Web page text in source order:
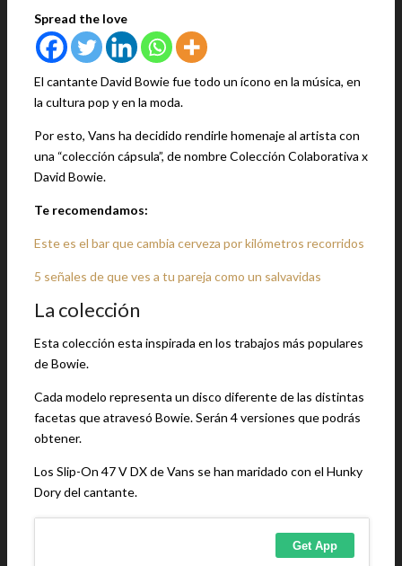
Spread the love
El cantante David Bowie fue todo un ícono en la música, en
la cultura pop y en la moda.
Por esto, Vans ha decidido rendirle homenaje al artista con
una “colección cápsula”, de nombre Colección Colaborativa x
David Bowie.
Te recomendamos:
Este es el bar que cambia cerveza por kilómetros recorridos
5 señales de que ves a tu pareja como un salvavidas
La colección
Esta colección esta inspirada en los trabajos más populares
de Bowie.
Cada modelo representa un disco diferente de las distintas
facetas que atravesó Bowie. Serán 4 versiones que podrás
obtener.
Los Slip-On 47 V DX de Vans se han maridado con el Hunky
Dory del cantante.